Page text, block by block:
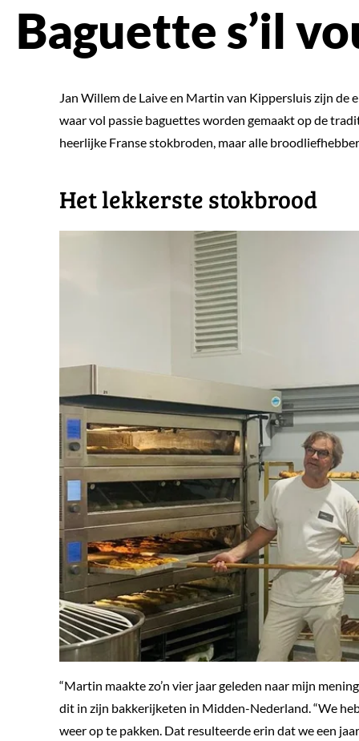
Baguette s’il
Jan Willem de Laive en Martin van Kippersluis zijn de
waar vol passie baguettes worden gemaakt op de
heerlijke Franse stokbroden, maar alle
Het lekkerste stokbrood
“Martin maakte zo’n vier jaar geleden naar mijn
dit in zijn bakkerijketen in Midden-Nederland. “We
weer op te pakken. Dat resulteerde erin dat we een